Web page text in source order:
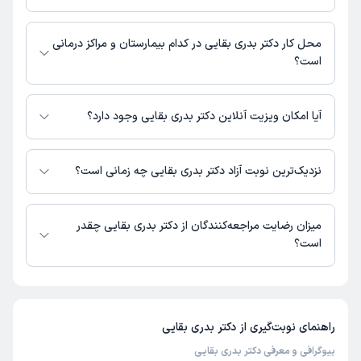
خیابان استقلال : 03432470632
محل کار دکتر بدری بقایی در کدام بیمارستان و مراکز درمانی
است؟
اطلاعاتی درباره محل فعالیت دکتر بدری بقایی در مراکز درمانی در دسترس نیست.
آیا امکان ویزیت آنلاین دکتر بدری بقایی وجود دارد؟
در حال حاضر دکتر بدری بقایی مشاوره پزشکی تلفنی فعال دارند.
نزدیک‌ترین نوبت آزاد دکتر بدری بقایی چه زمانی است؟
دکتر بدری بقایی از روز شنبه 17 مرداد 1405 بیمار جدید می‌پذیرند.
میزان رضایت مراجعه‌کنندگان از دکتر بدری بقایی چقدر
است؟
راهنمای نوبت‌گیری از دکتر بدری بقایی
بیوگرافی و معرفی دکتر بدری بقایی